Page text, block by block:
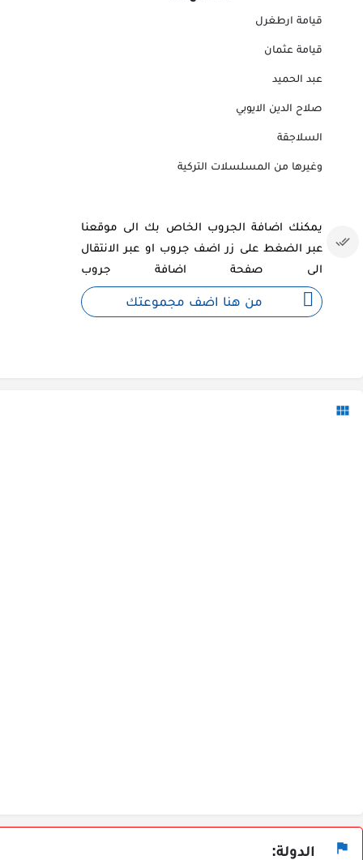
قيامة ارطغرل
قيامة عثمان
عبد الحميد
صلاح الدين الايوبي
السلاجقة
وغيرها من المسلسلات التركية
يمكنك اضافة الجروب الخاص بك الى موقعنا
عبر الضغط على زر اضف جروب او عبر الانتقال
الى صفحة اضافة جروب
من هنا اضف مجموعتك
الدولة: